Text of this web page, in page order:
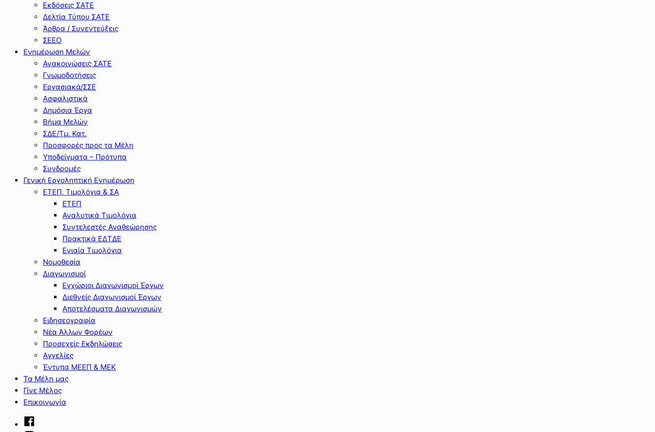
Εκδόσεις ΣΑΤΕ
Δελτία Τύπου ΣΑΤΕ
Άρθρα / Συνεντεύξεις
ΣΕΕΟ
Ενημέρωση Μελών
Ανακοινώσεις ΣΑΤΕ
Γνωμοδοτήσεις
Εργασιακά/ΣΣΕ
Ασφαλιστικά
Δημόσια Έργα
Βήμα Μελών
ΣΔΕ/Τμ. Κατ.
Προσφορές προς τα Μέλη
Υποδείγματα – Πρότυπα
Συνδρομές
Γενική Εργοληπτική Ενημέρωση
ΕΤΕΠ, Τιμολόγια & ΣΑ
ΕΤΕΠ
Αναλυτικά Τιμολόγια
Συντελεστές Αναθεώρησης
Πρακτικά ΕΔΤΔΕ
Ενιαία Τιμολόγια
Νομοθεσία
Διαγωνισμοί
Εγχώριοι Διαγωνισμοί Έργων
Διεθνείς Διαγωνισμοί Έργων
Αποτελέσματα Διαγωνισμών
Ειδησεογραφία
Νέα Άλλων Φορέων
Προσεχείς Εκδηλώσεις
Αγγελίες
Έντυπα ΜΕΕΠ & ΜΕΚ
Τα Μέλη μας
Γίνε Μέλος
Επικοινωνία